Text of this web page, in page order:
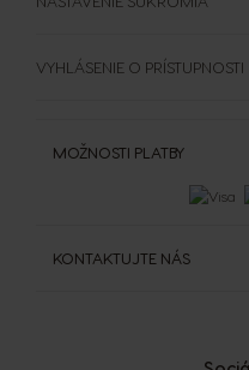
MOŽNOSTI PLATBY
KONTAKTUJTE NÁS
VYHLÁSENIE O PRÍSTUPNOSTI